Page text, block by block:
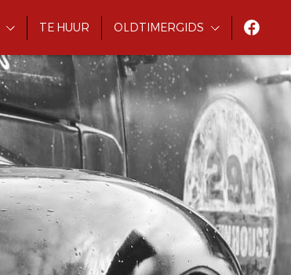
TE HUUR OLDTIMERGIDS